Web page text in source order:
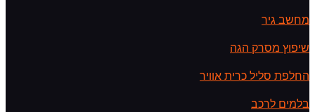
מחשב גיר
שיפוץ מסרק הגה
החלפת סליל כרית אוויר
בלמים לרכב